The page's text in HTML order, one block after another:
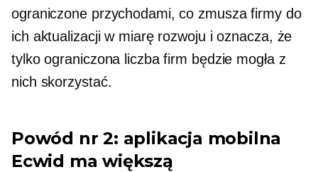
ograniczone przychodami, co zmusza firmy do
ich aktualizacji w miarę rozwoju i oznacza, że ​​
tylko ograniczona liczba firm będzie mogła z
nich skorzystać.
Powód nr 2: aplikacja mobilna
Ecwid ma większą